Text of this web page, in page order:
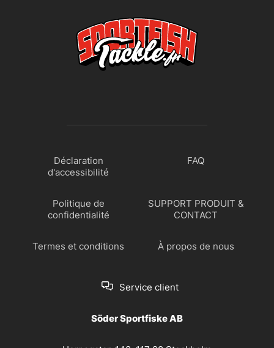
Déclaration
d'accessibilité
FAQ
Politique de
confidentialité
SUPPORT PRODUIT &
CONTACT
Termes et conditions À propos de nous
Service client
Söder Sportfiske AB